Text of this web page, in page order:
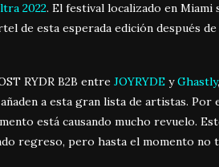
2022. El festival localizado en
de esta esperada edición después
RYDR B2B entre JOYRYDE yGhastly,
a esta gran lista de artistas.
está causando mucho revuelo.
regreso, pero hasta el momento no